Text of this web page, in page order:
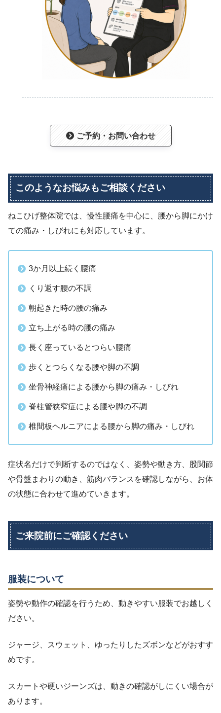
ご予約・お問い合わせ
このようなお悩みもご相談ください
ねこひげ整体院では、慢性腰痛を中心に、腰から脚にかけ
ての痛み・しびれにも対応しています。
3か月以上続く腰痛
くり返す腰の不調
朝起きた時の腰の痛み
立ち上がる時の腰の痛み
長く座っているとつらい腰痛
歩くとつらくなる腰や脚の不調
坐骨神経痛による腰から脚の痛み・しびれ
脊柱管狭窄症による腰や脚の不調
椎間板ヘルニアによる腰から脚の痛み・しびれ
症状名だけで判断するのではなく、姿勢や動き方、股関節
や骨盤まわりの動き、筋肉バランスを確認しながら、お体
の状態に合わせて進めていきます。
ご来院前にご確認ください
服装について
姿勢や動作の確認を行うため、動きやすい服装でお越しく
ださい。
ジャージ、スウェット、ゆったりしたズボンなどがおすす
めです。
スカートや硬いジーンズは、動きの確認がしにくい場合が
あります。